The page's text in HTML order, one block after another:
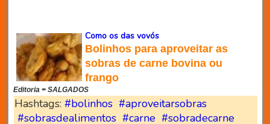
Como os das vovós
Bolinhos para aproveitar as
sobras de carne bovina ou
frango
Editoria = SALGADOS
Hashtags: #bolinhos #aproveitarsobras
#sobrasdealimentos #carne #sobradecarne